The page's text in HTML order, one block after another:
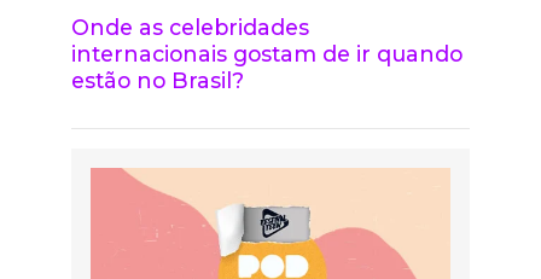
Onde as celebridades
internacionais gostam de ir quando
estão no Brasil?